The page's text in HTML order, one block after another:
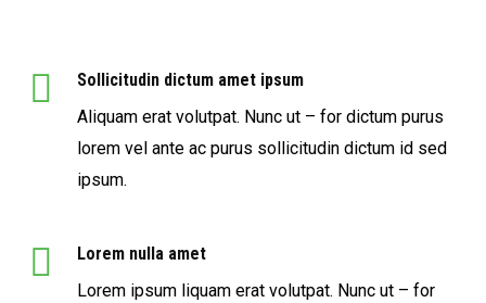
Sollicitudin dictum amet ipsum
Aliquam erat volutpat. Nunc ut – for dictum purus
lorem vel ante ac purus sollicitudin dictum id sed
ipsum.
Lorem nulla amet
Lorem ipsum liquam erat volutpat. Nunc ut – for